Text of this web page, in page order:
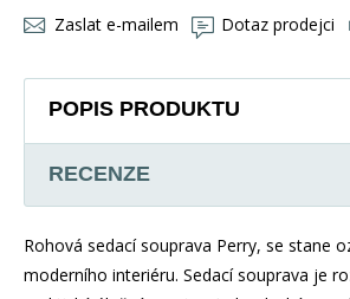
Zaslat e-mailem Dotaz prodejci
POPIS PRODUKTU
RECENZE
Rohová sedací souprava Perry, se stane
moderního interiéru. Sedací souprava je